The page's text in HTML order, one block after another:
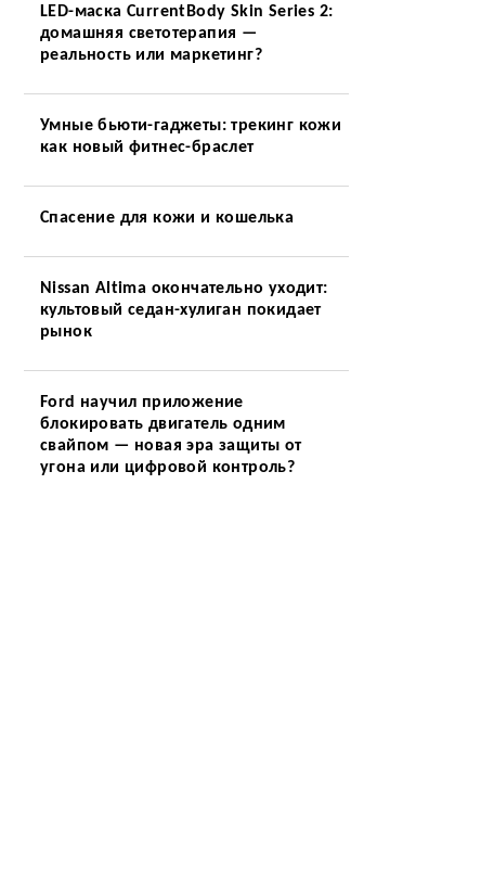
LED-маска CurrentBody Skin Series 2:
домашняя светотерапия —
реальность или маркетинг?
Умные бьюти-гаджеты: трекинг кожи
как новый фитнес-браслет
Спасение для кожи и кошелька
Nissan Altima окончательно уходит:
культовый седан-хулиган покидает
рынок
Ford научил приложение
блокировать двигатель одним
свайпом — новая эра защиты от
угона или цифровой контроль?